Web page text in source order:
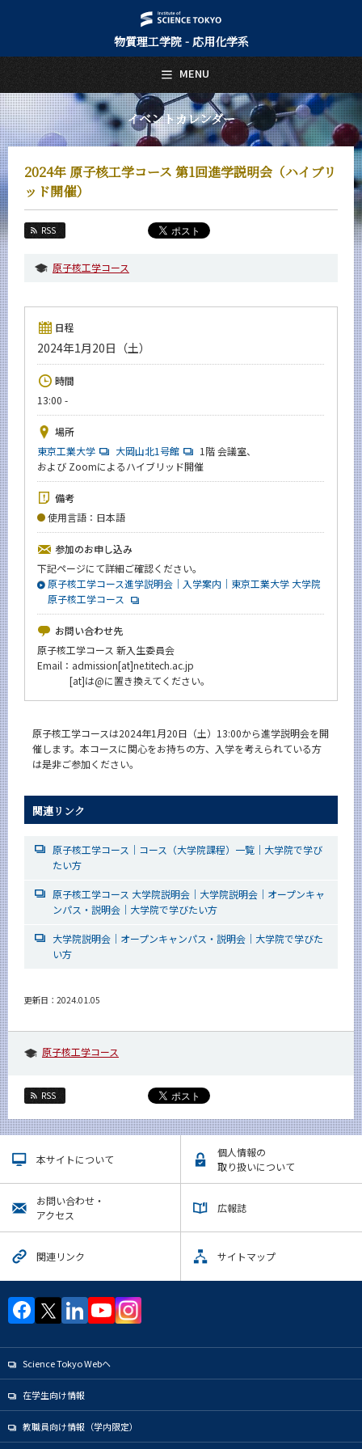
物質理工学院 - 応用化学系
イベントカレンダー
2024年 原子核工学コース 第1回進学説明会（ハイブリ
ッド開催）
RSS
原子核工学コース
日程
2024年1月20日（土）
時間
13:00 -
場所
東京工業大学
大岡山北1号館
1階 会議室、
および Zoomによるハイブリッド開催
備考
使用言語：日本語
参加のお申し込み
下記ページにて詳細ご確認ください。
原子核工学コース進学説明会｜入学案内｜東京工業大学 大学院
原子核工学コース
お問い合わせ先
原子核工学コース 新入生委員会
Email：admission[at]ne.titech.ac.jp
[at]は@に置き換えてください。
原子核工学コースは2024年1月20日（土）13:00から進学説明会を開
催します。本コースに関心をお持ちの方、入学を考えられている方
は是非ご参加ください。
関連リンク
原子核工学コース｜コース（大学院課程）一覧｜大学院で学び
たい方
原子核工学コース 大学院説明会｜大学院説明会｜オープンキャ
ンパス・説明会｜大学院で学びたい方
大学院説明会｜オープンキャンパス・説明会｜大学院で学びた
い方
更新日：2024.01.05
原子核工学コース
RSS
本サイトについて
個人情報の
取り扱いについて
お問い合わせ・
アクセス
広報誌
関連リンク サイトマップ
Science Tokyo Webヘ
在学生向け情報
教職員向け情報（学内限定）
MENU
日本語 English
トップページ
Top Page
応用化学系について
About Us
教育
Education
教員・研究室
Faculty and Laboratories
未来
Admissions
応用化学系 News
News
イベントカレンダー
Event Calendar
今後のイベント
年別アーカイブ
サイト構成
系詳細情報
CLOSE